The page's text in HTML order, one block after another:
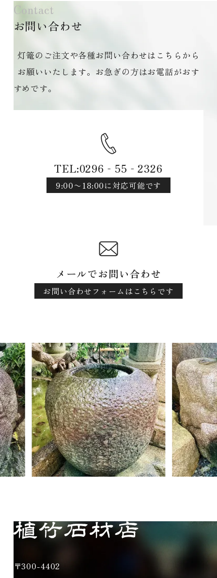
Contact
お問い合わせ
灯篭のご注文や各種お問い合わせはこちらから
お願いいたします。お急ぎの方はお電話がおす
すめです。
TEL:0296‐55‐2326
9:00〜18:00に対応可能です
メールでお問い合わせ
お問い合わせフォームはこちらです
〒300-4402